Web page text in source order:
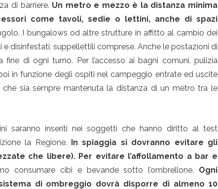
di barriere. Un metro e mezzo è la distanza minima
come tavoli, sedie o lettini, anche di spazi
I bungalows od altre strutture in affitto al cambio dei
disinfestati, suppellettili comprese. Anche le postazioni di
di ogni turno. Per l’accesso ai bagni comuni, pulizia
in funzione degli ospiti nel campeggio entrate ed uscite
sia sempre mantenuta la distanza di un metro tra le
saranno inseriti nei soggetti che hanno diritto al test
la Regione. In spiaggia si dovranno evitare gli
che libere). Per evitare l’affollamento a bar e
consumare cibi e bevande sotto l’ombrellone. Ogni
di ombreggio dovrà disporre di almeno 10